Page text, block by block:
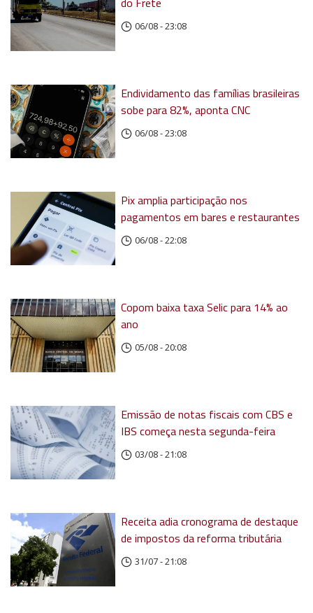
06/08 - 23:08
Endividamento das famílias brasileiras
sobe para 82%, aponta CNC
06/08 - 23:08
Pix amplia participação nos
pagamentos em bares e restaurantes
06/08 - 22:08
Copom baixa taxa Selic para 14% ao
ano
05/08 - 20:08
Emissão de notas fiscais com CBS e
IBS começa nesta segunda-feira
03/08 - 21:08
Receita adia cronograma de destaque
de impostos da reforma tributária
31/07 - 21:08